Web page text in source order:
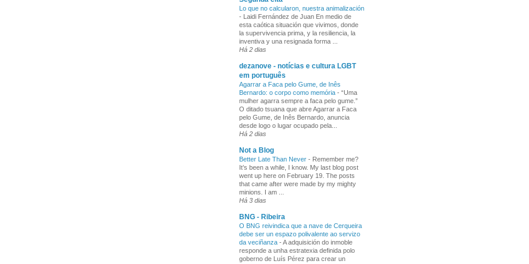
Lo que no calcularon, nuestra animalización
- Laidi Fernández de Juan En medio de
esta caótica situación que vivimos, donde
la supervivencia prima, y la resiliencia, la
inventiva y una resignada forma ...
Há 2 dias
dezanove - notícias e cultura LGBT
em português
Agarrar a Faca pelo Gume, de Inês
Bernardo: o corpo como memória - “Uma
mulher agarra sempre a faca pelo gume.”
O ditado tsuana que abre Agarrar a Faca
pelo Gume, de Inês Bernardo, anuncia
desde logo o lugar ocupado pela...
Há 2 dias
Not a Blog
Better Late Than Never - Remember me?
It’s been a while, I know. My last blog post
went up here on February 19. The posts
that came after were made by my mighty
minions. I am ...
Há 3 dias
BNG - Ribeira
O BNG reivindica que a nave de Cerqueira
debe ser un espazo polivalente ao servizo
da veciñanza - A adquisición do inmoble
responde a unha estratexia definida polo
goberno de Luís Pérez para crear un